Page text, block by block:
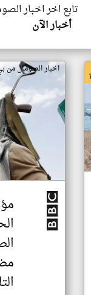
تابع اخر اخبار
أخبار الآن
اخبار الصومال